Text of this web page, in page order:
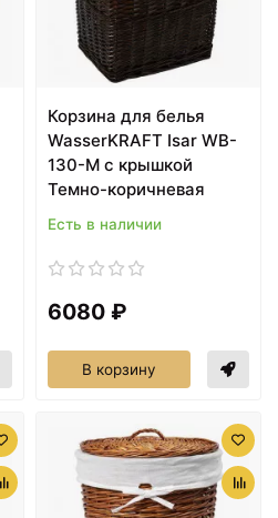
Корзина для белья
WasserKRAFT Isar WB-
130-M с крышкой
Темно-коричневая
Есть в наличии
6080 ₽
В корзину